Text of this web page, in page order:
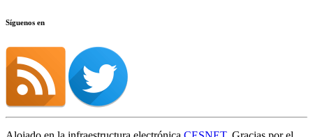
Síguenos en